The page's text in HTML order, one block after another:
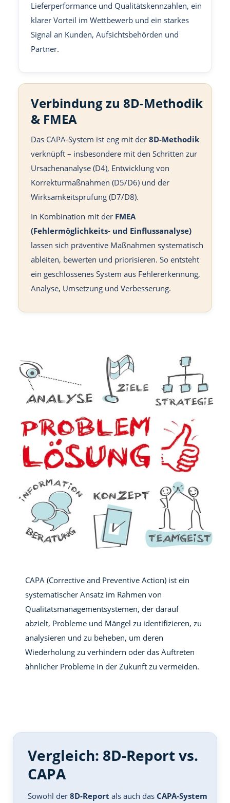
Lieferperformance und Qualitätskennzahlen, ein
klarer Vorteil im Wettbewerb und ein starkes
Signal an Kunden, Aufsichtsbehörden und
Partner.
Verbindung zu 8D-Methodik
& FMEA
Das CAPA-System ist eng mit der 8D-Methodik
verknüpft – insbesondere mit den Schritten zur
Ursachenanalyse (D4), Entwicklung von
Korrekturmaßnahmen (D5/D6) und der
Wirksamkeitsprüfung (D7/D8).
In Kombination mit der FMEA
(Fehlermöglichkeits- und Einflussanalyse)
lassen sich präventive Maßnahmen systematisch
ableiten, bewerten und priorisieren. So entsteht
ein geschlossenes System aus Fehlererkennung,
Analyse, Umsetzung und Verbesserung.
CAPA (Corrective and Preventive Action) ist ein
systematischer Ansatz im Rahmen von
Qualitätsmanagementsystemen, der darauf
abzielt, Probleme und Mängel zu identifizieren, zu
analysieren und zu beheben, um deren
Wiederholung zu verhindern oder das Auftreten
ähnlicher Probleme in der Zukunft zu vermeiden.
Vergleich: 8D-Report vs.
CAPA
Sowohl der 8D-Report als auch das CAPA-System